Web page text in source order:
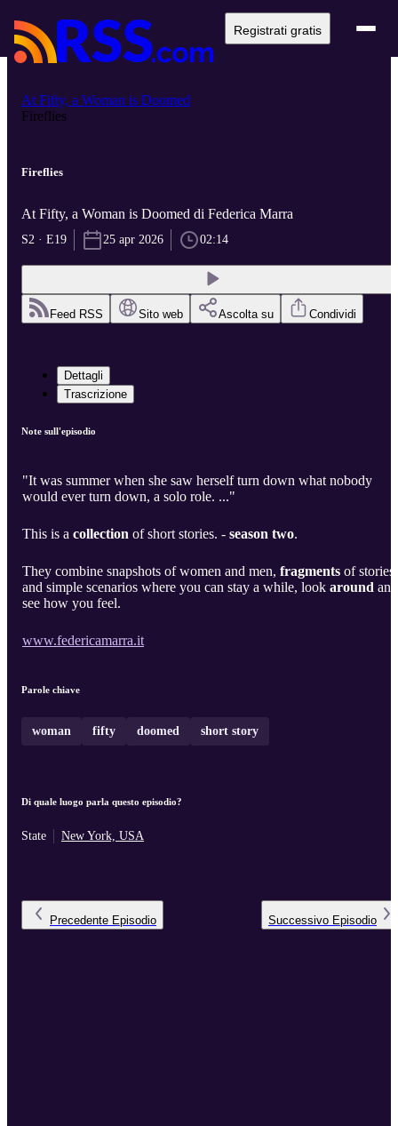
Registrati gratis
At Fifty, a Woman is Doomed
Fireflies
Fireflies
At Fifty, a Woman is Doomed di Federica Marra
S2 · E19 25 apr 2026 02:14
Feed RSS Sito web Ascolta su Condividi
Dettagli
Trascrizione
Note sull'episodio
"It was summer when she saw herself turn down what nobody
would ever turn down, a solo role. ..."
This is a collection of short stories. - season two.
They combine snapshots of women and men, fragments of stories
and simple scenarios where you can stay a while, look around and
see how you feel.
www.federicamarra.it
Parole chiave
woman fifty doomed short story
Di quale luogo parla questo episodio?
State New York, USA
Precedente Episodio Successivo Episodio